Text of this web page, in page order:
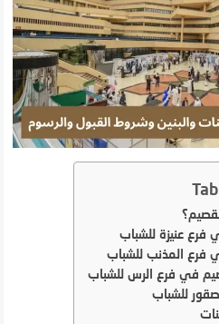
عنيزة للشباب
المذنب للشباب
في فرع الرس للشباب
للشباب